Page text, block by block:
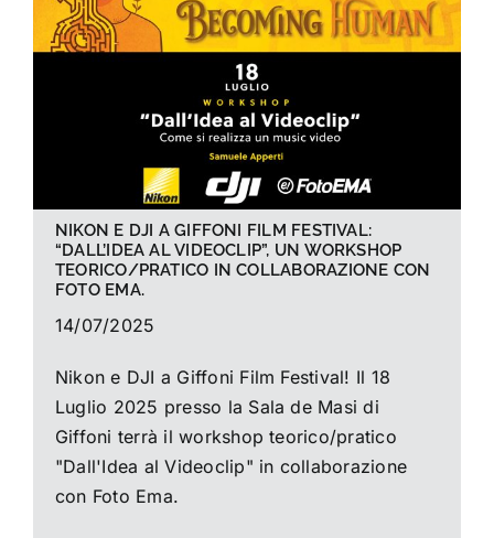
La foto del mese
NIKON E DJI A GIFFONI FILM FESTIVAL:
“DALL’IDEA AL VIDEOCLIP”, UN WORKSHOP
TEORICO/PRATICO IN COLLABORAZIONE CON
FOTO EMA.
14/07/2025
Nikon e DJI a Giffoni Film Festival! Il 18
Luglio 2025 presso la Sala de Masi di
Giffoni terrà il workshop teorico/pratico
"Dall'Idea al Videoclip" in collaborazione
con Foto Ema.